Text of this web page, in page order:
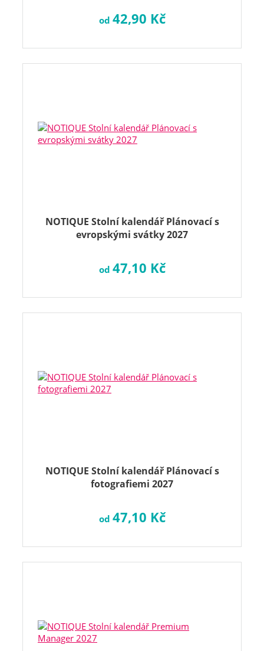
od 42,90 Kč
NOTIQUE Stolní kalendář Plánovací s
evropskými svátky 2027
od 47,10 Kč
NOTIQUE Stolní kalendář Plánovací s
fotografiemi 2027
od 47,10 Kč